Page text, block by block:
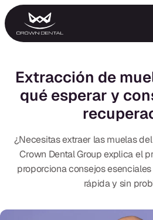
GENERAL
Extracción de
qué esperar y
¿Necesitas extraer las muelas
Crown Dental Group explica el
proporciona consejos
rápida y sin